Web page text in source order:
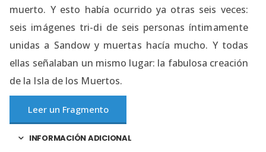
muerto. Y esto había ocurrido ya otras seis veces:
seis imágenes tri-di de seis personas íntimamente
unidas a Sandow y muertas hacía mucho. Y todas
ellas señalaban un mismo lugar: la fabulosa creación
de la Isla de los Muertos.
Leer un Fragmento
INFORMACIÓN ADICIONAL